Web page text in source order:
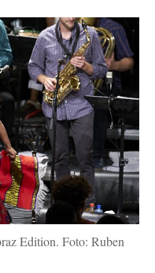
Edition. Foto: Ruben